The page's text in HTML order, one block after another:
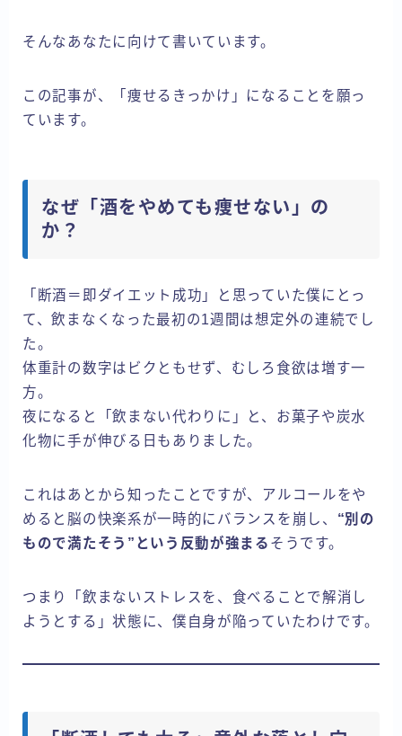
そんなあなたに向けて書いています。
この記事が、「痩せるきっかけ」になることを願っ
ています。
なぜ「酒をやめても痩せない」の
か？
「断酒＝即ダイエット成功」と思っていた僕にとっ
て、飲まなくなった最初の1週間は想定外の連続でし
た。
体重計の数字はビクともせず、むしろ食欲は増す一
方。
夜になると「飲まない代わりに」と、お菓子や炭水
化物に手が伸びる日もありました。
これはあとから知ったことですが、アルコールをや
めると脳の快楽系が一時的にバランスを崩し、 “別の
もので満たそう”という反動が強まる そうです。
つまり「飲まないストレスを、食べることで解消し
ようとする」状態に、僕自身が陥っていたわけです。